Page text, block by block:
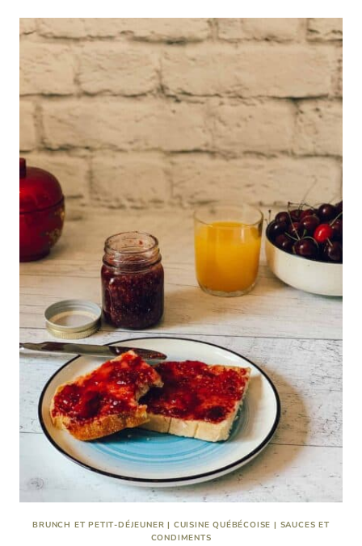
BRUNCH ET PETIT-DÉJEUNER | CUISINE QUÉBÉCOISE | SAUCES ET
CONDIMENTS